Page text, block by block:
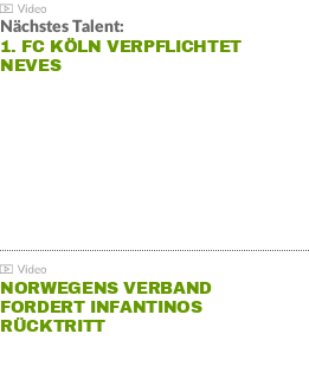
Nächstes Talent:
1. FC KÖLN VERPFLICHTET
NEVES
NORWEGENS VERBAND
FORDERT INFANTINOS
RÜCKTRITT